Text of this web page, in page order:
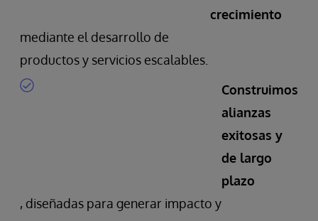
crecimiento
mediante el desarrollo de
productos y servicios escalables.
Construimos
alianzas
exitosas y
de largo
plazo
, diseñadas para generar impacto y